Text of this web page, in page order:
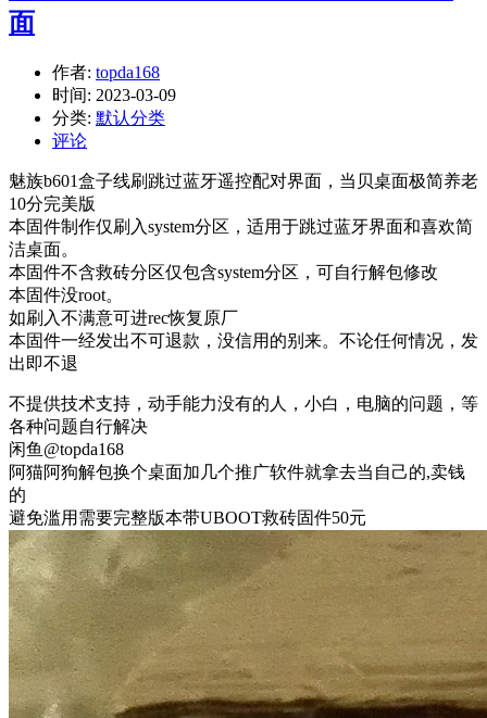
面
作者: topda168
时间: 2023-03-09
分类: 默认分类
评论
魅族b601盒子线刷跳过蓝牙遥控配对界面，当贝桌面极简养老
10分完美版
本固件制作仅刷入system分区，适用于跳过蓝牙界面和喜欢简
洁桌面。
本固件不含救砖分区仅包含system分区，可自行解包修改
本固件没root。
如刷入不满意可进rec恢复原厂
本固件一经发出不可退款，没信用的别来。不论任何情况，发
出即不退
不提供技术支持，动手能力没有的人，小白，电脑的问题，等
各种问题自行解决
闲鱼@topda168
阿猫阿狗解包换个桌面加几个推广软件就拿去当自己的,卖钱
的
避免滥用需要完整版本带UBOOT救砖固件50元